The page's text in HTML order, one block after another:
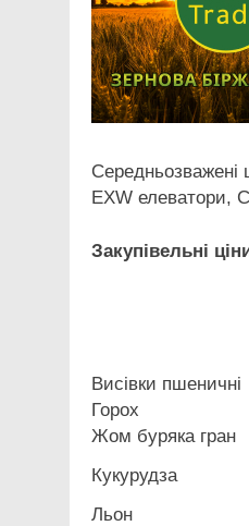
Середньозважені
EXW елеватори,
Закупівельні
Висівки пшеничні
Горох
Жом буряка гран
Кукурудза
Льон